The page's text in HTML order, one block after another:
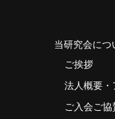
当研究会につ
ご挨拶
法人概要・
ご入会ご